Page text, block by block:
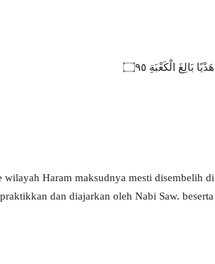
هَدْيًا بَالِغَ الْكَعْبَةِ ۝٩٥
wilayah Haram maksudnya mesti disembelih di
dan diajarkan oleh Nabi Saw. beserta